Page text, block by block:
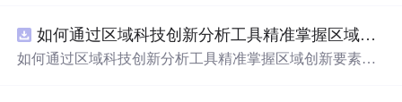
带有直观的图形用户界面（GUI），非常容易使用。你只
需要将手写数字输入系统，它将立即给出准确的识别结
如何通过区域科技创新分析工具精准掌握区域创新要素分布与产业链融合现状？.docx
如何通过区域科技创新分析工具精准掌握区域创新要素分